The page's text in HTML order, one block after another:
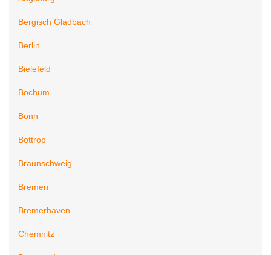
Bergisch Gladbach
Berlin
Bielefeld
Bochum
Bonn
Bottrop
Braunschweig
Bremen
Bremerhaven
Chemnitz